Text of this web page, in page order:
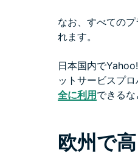
なお、すべての
れます。
日本国内で
ットサービスプ
全に利用 できる
欧州で